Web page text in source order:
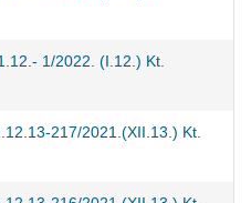
1/2022. (I.12.) Kt.
217/2021.(XII.13.) Kt.